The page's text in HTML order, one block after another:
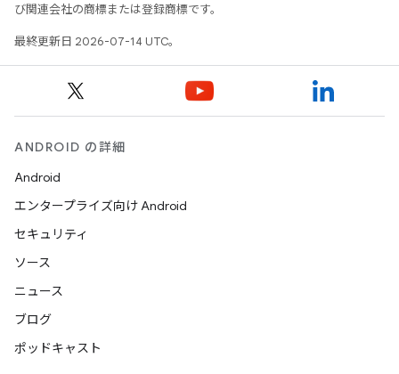
び関連会社の商標または登録商標です。
最終更新日 2026-07-14 UTC。
ANDROID の詳細
Android
エンタープライズ向け Android
セキュリティ
ソース
ニュース
ブログ
ポッドキャスト